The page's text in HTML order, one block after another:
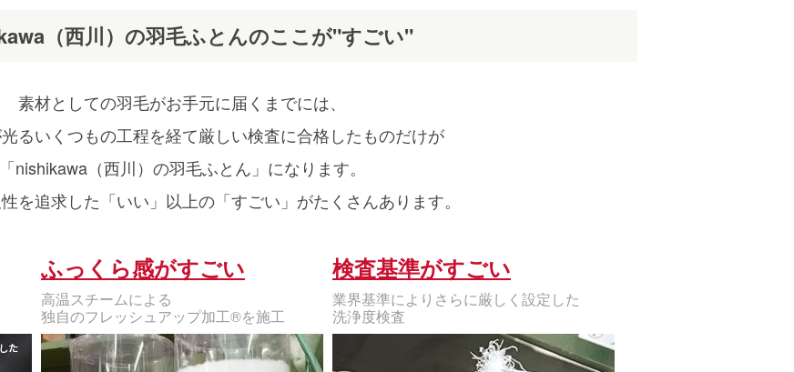
（西川）の羽毛ふとんのここが"すごい"
素材としての羽毛がお手元に届くまでには、
るいくつもの工程を経て厳しい検査に合格したものだけが
「nishikawa（西川）の羽毛ふとん」になります。
を追求した「いい」以上の「すごい」がたくさんあります。
ふっくら感がすごい
高温スチームによる
独自のフレッシュアップ加工®を施工
検査基準がすごい
業界基準によりさらに厳しく設定した
洗浄度検査